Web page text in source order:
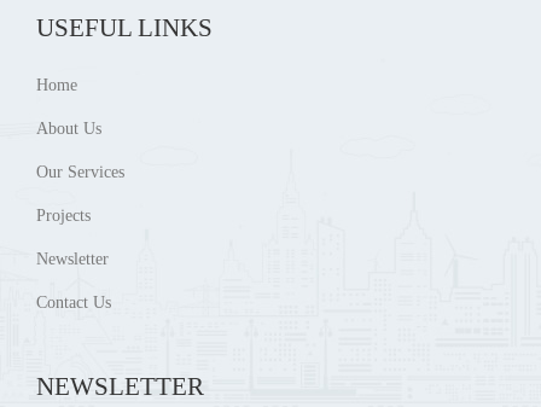
USEFUL LINKS
Home
About Us
Our Services
Projects
Newsletter
Contact Us
NEWSLETTER